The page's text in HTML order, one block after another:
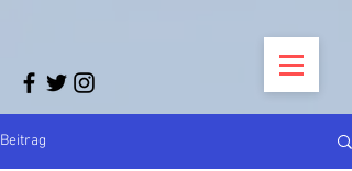
Beitrag